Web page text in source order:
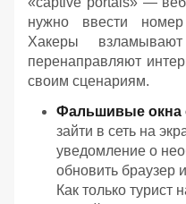
нужно ввести
Хакеры
перенаправляют
своим сценариям.
Фальшивые окна
зайти в сеть на
уведомление о
обновить браузер
Как только турист